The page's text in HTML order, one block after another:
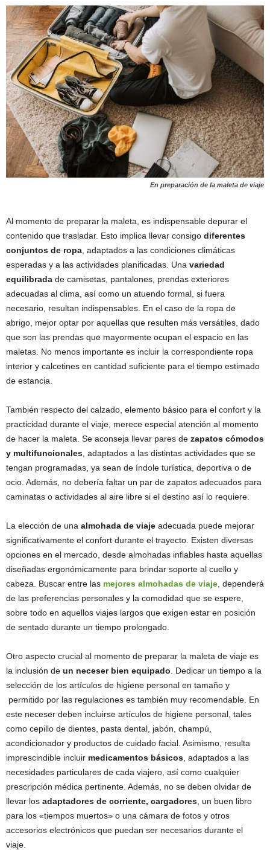
En preparación de la maleta de viaje
Al momento de preparar la maleta, es indispensable depurar el
contenido que trasladar. Esto implica llevar consigo diferentes
conjuntos de ropa , adaptados a las condiciones climáticas
esperadas y a las actividades planificadas. Una variedad
equilibrada de camisetas, pantalones, prendas exteriores
adecuadas al clima, así como un atuendo formal, si fuera
necesario, resultan indispensables. En el caso de la ropa de
abrigo, mejor optar por aquellas que resulten más versátiles, dado
que son las prendas que mayormente ocupan el espacio en las
maletas. No menos importante es incluir la correspondiente ropa
interior y calcetines en cantidad suficiente para el tiempo estimado
de estancia.
También respecto del calzado, elemento básico para el confort y la
practicidad durante el viaje, merece especial atención al momento
de hacer la maleta. Se aconseja llevar pares de zapatos cómodos
y multifuncionales , adaptados a las distintas actividades que se
tengan programadas, ya sean de índole turística, deportiva o de
ocio. Además, no debería faltar un par de zapatos adecuados para
caminatas o actividades al aire libre si el destino así lo requiere.
La elección de una almohada de viaje adecuada puede mejorar
significativamente el confort durante el trayecto. Existen diversas
opciones en el mercado, desde almohadas inflables hasta aquellas
diseñadas ergonómicamente para brindar soporte al cuello y
cabeza. Buscar entre las mejores almohadas de viaje , dependerá
de las preferencias personales y la comodidad que se espere,
sobre todo en aquellos viajes largos que exigen estar en posición
de sentado durante un tiempo prolongado.
Otro aspecto crucial al momento de preparar la maleta de viaje es
la inclusión de un neceser bien equipado . Dedicar un tiempo a la
selección de los artículos de higiene personal en tamaño y
permitido por las regulaciones es también muy recomendable. En
este neceser deben incluirse artículos de higiene personal, tales
como cepillo de dientes, pasta dental, jabón, champú,
acondicionador y productos de cuidado facial. Asimismo, resulta
imprescindible incluir medicamentos básicos , adaptados a las
necesidades particulares de cada viajero, así como cualquier
prescripción médica pertinente. Además, no se deben olvidar de
llevar los adaptadores de corriente, cargadores , un buen libro
para los «tiempos muertos» o una cámara de fotos y otros
accesorios electrónicos que puedan ser necesarios durante el
viaje.